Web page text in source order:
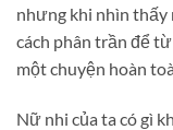
nhưng khi nhìn
cách phân trần để
một chuyện hoàn
Nữ nhi của ta có gì